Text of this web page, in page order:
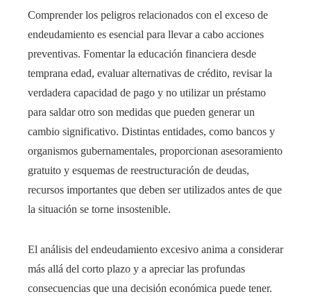
Comprender los peligros relacionados con el exceso de
endeudamiento es esencial para llevar a cabo acciones
preventivas. Fomentar la educación financiera desde
temprana edad, evaluar alternativas de crédito, revisar la
verdadera capacidad de pago y no utilizar un préstamo
para saldar otro son medidas que pueden generar un
cambio significativo. Distintas entidades, como bancos y
organismos gubernamentales, proporcionan asesoramiento
gratuito y esquemas de reestructuración de deudas,
recursos importantes que deben ser utilizados antes de que
la situación se torne insostenible.
El análisis del endeudamiento excesivo anima a considerar
más allá del corto plazo y a apreciar las profundas
consecuencias que una decisión económica puede tener.